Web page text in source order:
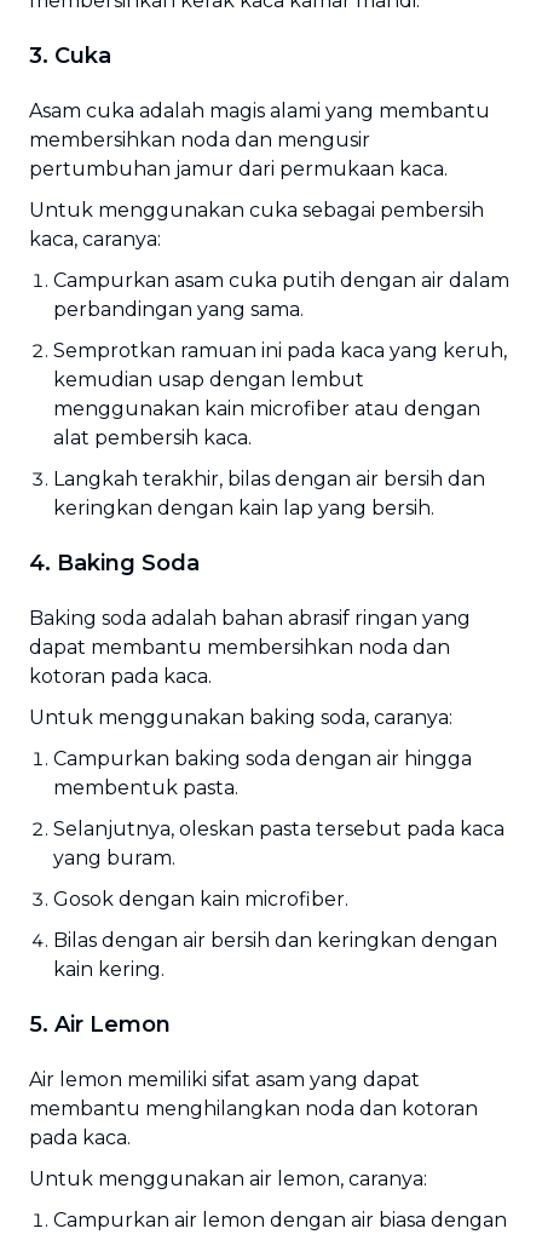
3. Cuka
Asam cuka adalah magis alami yang membantu
membersihkan noda dan mengusir
pertumbuhan jamur dari permukaan kaca.
Untuk menggunakan cuka sebagai pembersih
kaca, caranya:
Campurkan asam cuka putih dengan air dalam
perbandingan yang sama.
Semprotkan ramuan ini pada kaca yang keruh,
kemudian usap dengan lembut
menggunakan kain microfiber atau dengan
alat pembersih kaca.
Langkah terakhir, bilas dengan air bersih dan
keringkan dengan kain lap yang bersih.
4. Baking Soda
Baking soda adalah bahan abrasif ringan yang
dapat membantu membersihkan noda dan
kotoran pada kaca.
Untuk menggunakan baking soda, caranya:
Campurkan baking soda dengan air hingga
membentuk pasta.
Selanjutnya, oleskan pasta tersebut pada kaca
yang buram.
Gosok dengan kain microfiber.
Bilas dengan air bersih dan keringkan dengan
kain kering.
5. Air Lemon
Air lemon memiliki sifat asam yang dapat
membantu menghilangkan noda dan kotoran
pada kaca.
Untuk menggunakan air lemon, caranya:
Campurkan air lemon dengan air biasa dengan